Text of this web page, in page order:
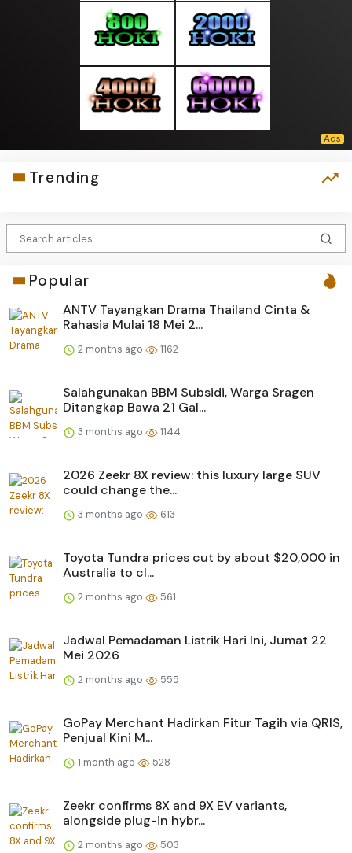
Trending
Popular
ANTV Tayangkan Drama Thailand Cinta &
Rahasia Mulai 18 Mei 2...
2 months ago 1162
Salahgunakan BBM Subsidi, Warga Sragen
Ditangkap Bawa 21 Gal...
3 months ago 1144
2026 Zeekr 8X review: this luxury large SUV
could change the...
3 months ago 613
Toyota Tundra prices cut by about $20,000 in
Australia to cl...
2 months ago 561
Jadwal Pemadaman Listrik Hari Ini, Jumat 22
Mei 2026
2 months ago 555
GoPay Merchant Hadirkan Fitur Tagih via QRIS,
Penjual Kini M...
1 month ago 528
Zeekr confirms 8X and 9X EV variants,
alongside plug-in hybr...
2 months ago 503